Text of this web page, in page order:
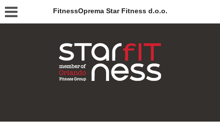
FitnessOprema Star Fitness d.o.o.